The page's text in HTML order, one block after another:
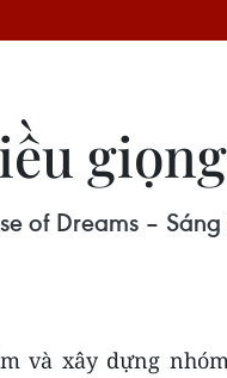
of Dreams –
và xây dựng